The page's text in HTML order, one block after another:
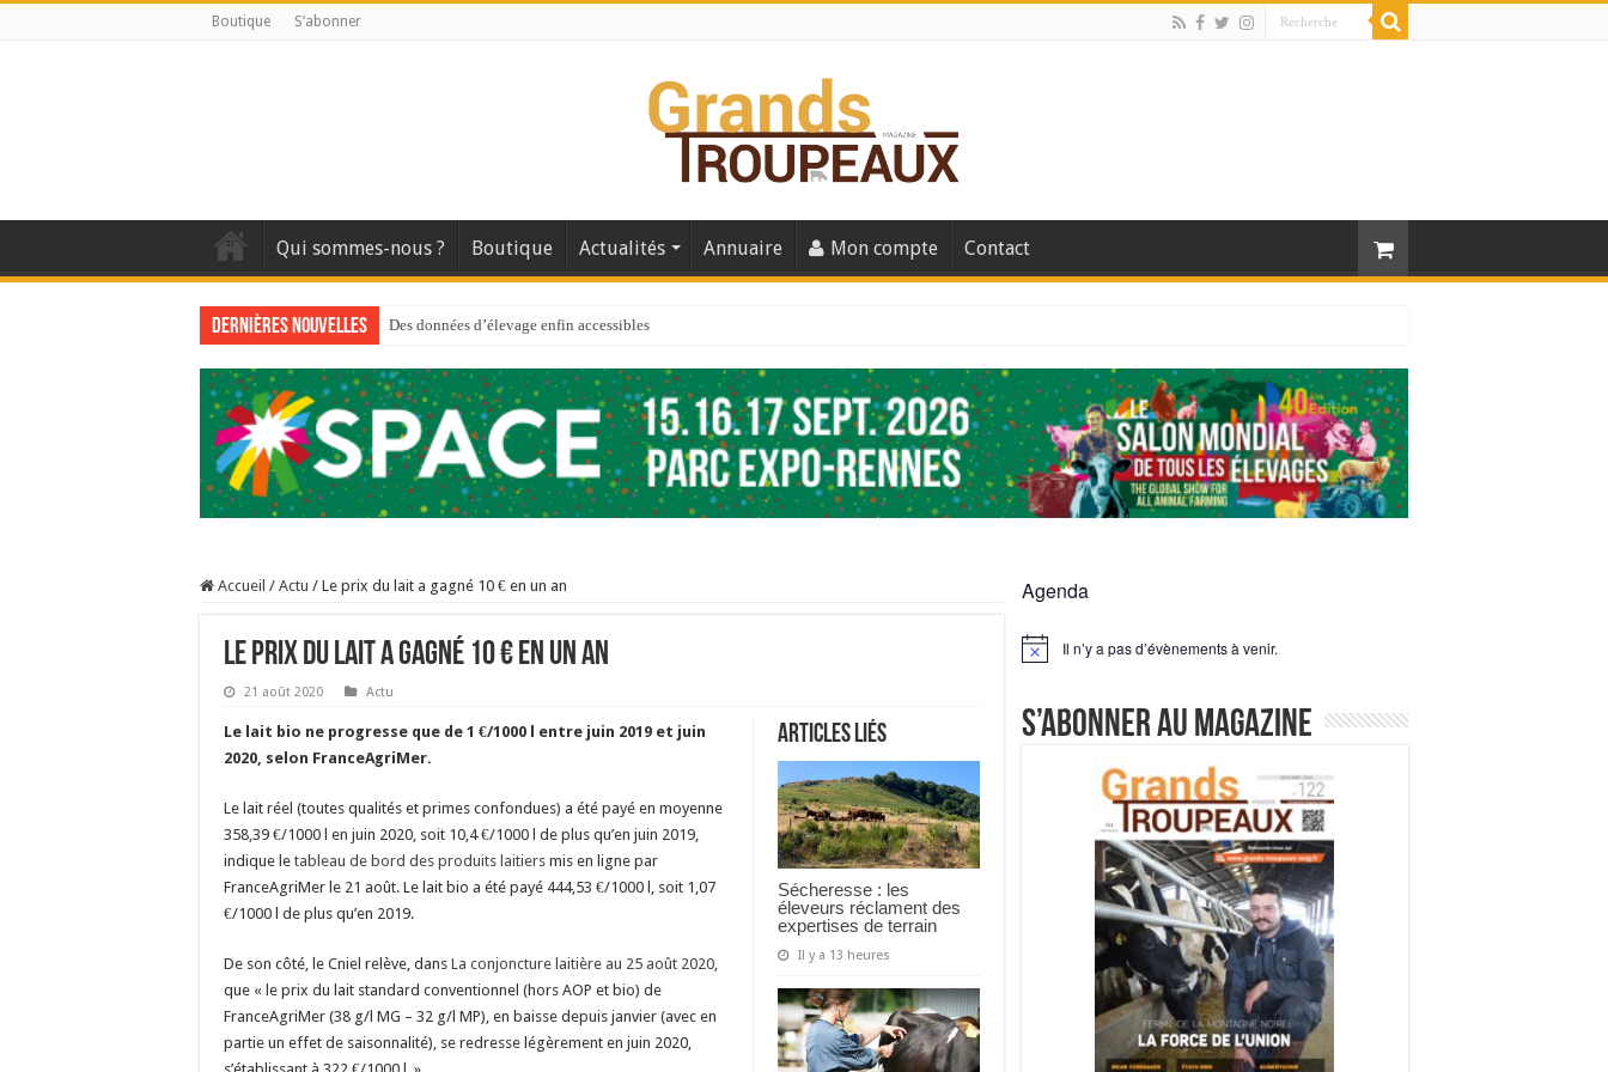
Boutique S’abonner
Qui sommes-nous ? Boutique Actualités Annuaire Mon compte Contact
Dernières nouvelles Des données d’élevage enfin accessibles
Au sommaire du premier numéro de 2025
Au sommaire de GTM 110
Aidez-nous à améliorer la santé de vos veaux !
Au sommaire de GTM 91
À l’est, un nouveau virus
Un été fructueux pour Lactalis
Les canicules freinent la collecte laitière
Accueil / Actu / Le prix du lait a gagné 10 € en un an
Le prix du lait a gagné 10 € en un an
21 août 2020 Actu
Articles liés
Sécheresse : les
éleveurs réclament des
expertises de terrain
Il y a 13 heures
Le lait bio ne progresse que de 1 €/1000 l entre juin 2019 et juin
2020, selon FranceAgriMer.
Le lait réel (toutes qualités et primes confondues) a été payé en moyenne
358,39 €/1000 l en juin 2020, soit 10,4 €/1000 l de plus qu’en juin 2019,
indique le tableau de bord des produits laitiers mis en ligne par
FranceAgriMer le 21 août. Le lait bio a été payé 444,53 €/1000 l, soit 1,07
€/1000 l de plus qu’en 2019.
De son côté, le Cniel relève, dans La conjoncture laitière au 25 août 2020
que « le prix du lait standard conventionnel (hors AOP et bio) de
FranceAgriMer (38 g/l MG – 32 g/l MP), en baisse depuis janvier (avec en
partie un effet de saisonnalité), se redresse légèrement en juin 2020,
Agenda
Notice Il n’y a pas d’évènements à venir.
S’abonner au magazine